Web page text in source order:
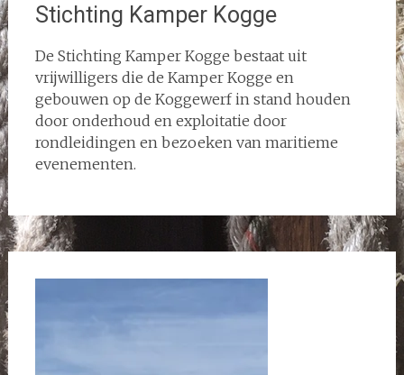
Stichting Kamper Kogge
De Stichting Kamper Kogge bestaat uit
vrijwilligers die de Kamper Kogge en
gebouwen op de Koggewerf in stand houden
door onderhoud en exploitatie door
rondleidingen en bezoeken van maritieme
evenementen.